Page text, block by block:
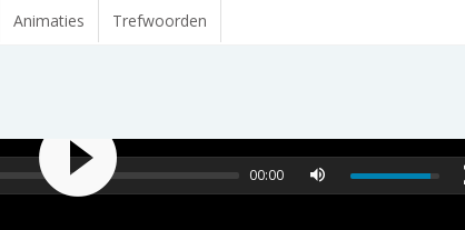
Animaties Trefwoorden
00:00